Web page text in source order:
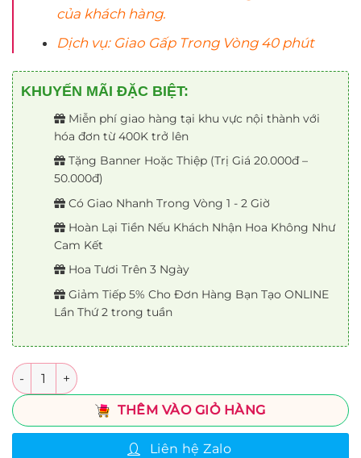
của khách hàng.
Dịch vụ: Giao Gấp Trong Vòng 40 phút
KHUYẾN MÃI ĐẶC BIỆT:
Miễn phí giao hàng tại khu vực nội thành với
hóa đơn từ 400K trở lên
Tặng Banner Hoặc Thiệp (Trị Giá 20.000đ –
50.000đ)
Có Giao Nhanh Trong Vòng 1 - 2 Giờ
Hoàn Lại Tiền Nếu Khách Nhận Hoa Không Như
Cam Kết
Hoa Tươi Trên 3 Ngày
Giảm Tiếp 5% Cho Đơn Hàng Bạn Tạo ONLINE
Lần Thứ 2 trong tuần
Số lượng
THÊM VÀO GIỎ HÀNG
Liên hệ Zalo